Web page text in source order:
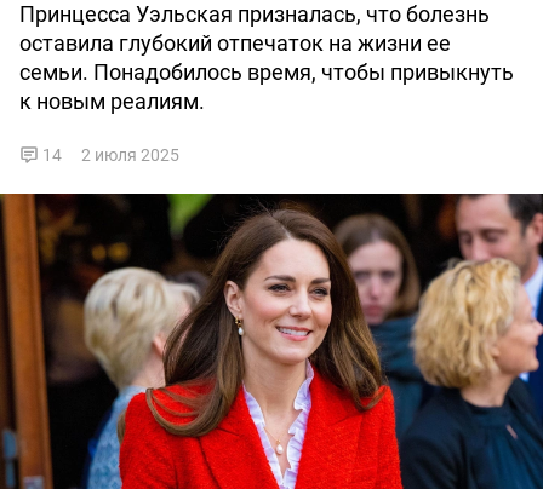
Принцесса Уэльская призналась, что болезнь
оставила глубокий отпечаток на жизни ее
семьи. Понадобилось время, чтобы привыкнуть
к новым реалиям.
14 2 июля 2025